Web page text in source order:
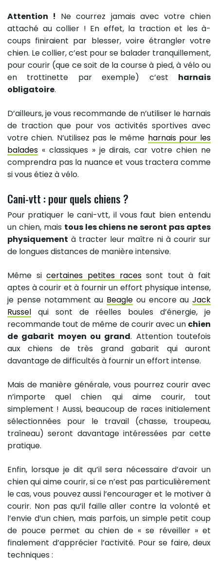
Attention ! Ne courrez jamais avec votre chien
attaché au collier ! En effet, la traction et les à-
coups finiraient par blesser, voire étrangler votre
chien. Le collier, c’est pour se balader tranquillement,
pour courir (que ce soit de la course à pied, à vélo ou
en trottinette par exemple) c’est harnais
obligatoire.
D’ailleurs, je vous recommande de n’utiliser le harnais
de traction que pour vos activités sportives avec
votre chien. N’utilisez pas le même harnais pour les
balades « classiques » je dirais, car votre chien ne
comprendra pas la nuance et vous tractera comme
si vous étiez à vélo.
Cani-vtt : pour quels chiens ?
Pour pratiquer le cani-vtt, il vous faut bien entendu
un chien, mais tous les chiens ne seront pas aptes
physiquement à tracter leur maître ni à courir sur
de longues distances de manière intensive.
Même sicertaines petites racessont tout à fait
aptes à courir et à fournir un effort physique intense,
je pense notamment au Beagle ou encore au Jack
Russel qui sont de réelles boules d’énergie, je
recommande tout de même de courir avec un chien
de gabarit moyen ou grand. Attention toutefois
aux chiens de très grand gabarit qui auront
davantage de difficultés à fournir un effort intense.
Mais de manière générale, vous pourrez courir avec
n’importe quel chien qui aime courir, tout
simplement ! Aussi, beaucoup de races initialement
sélectionnées pour le travail (chasse, troupeau,
traîneau) seront davantage intéressées par cette
pratique.
Enfin, lorsque je dit qu’il sera nécessaire d’avoir un
chien qui aime courir, si ce n’est pas particulièrement
le cas, vous pouvez aussi l’encourager et le motiver à
courir. Non pas qu’il faille aller contre la volonté et
l’envie d’un chien, mais parfois, un simple petit coup
de pouce permet au chien de « se réveiller » et
finalement d’apprécier l’activité. Pour se faire, deux
techniques :